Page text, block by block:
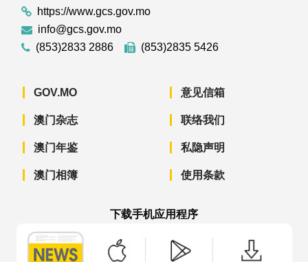
https://www.gcs.gov.mo
info@gcs.gov.mo
(853)2833 2886
(853)2835 5426
GOV.MO
澳门杂志
澳门年鉴
澳门相簿
意见信箱
联络我们
私隐声明
使用条款
下载手机应用程序